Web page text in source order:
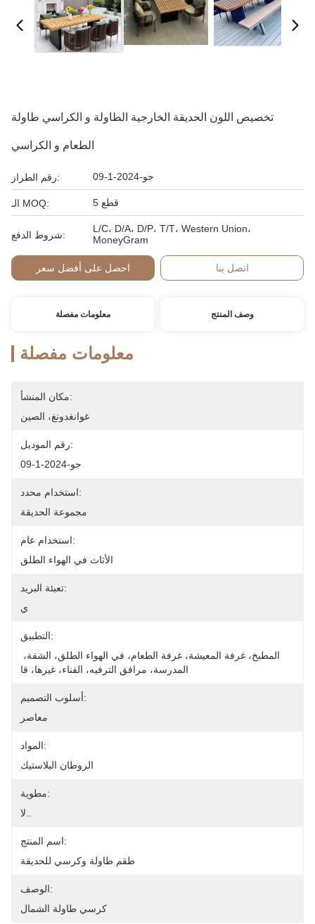
تخصيص اللون الحديقة الخارجية الطاولة و الكراسي طاولة
الطعام و الكراسي
رقم الطراز: جو-2024-1-09
الـ MOQ: 5 قطع
شروط الدفع:
L/C، D/A، D/P، T/T، Western Union،
MoneyGram
احصل على أفضل سعر اتصل بنا
معلومات مفصلة وصف المنتج
معلومات مفصلة
مكان المنشأ:
غوانغدونغ، الصين
رقم الموديل:
جو-2024-1-09
استخدام محدد:
مجموعة الحديقة
استخدام عام:
الأثاث في الهواء الطلق
تعبئة البريد:
ي
التطبيق:
المدرسة، مرافق الترفيه، الفناء، غيرها، قا
أسلوب التصميم:
معاصر
المواد:
الروطان البلاستيك
مطوية:
اسم المنتج:
طقم طاولة وكرسي للحديقة
الوصف:
كرسي طاولة الشمال